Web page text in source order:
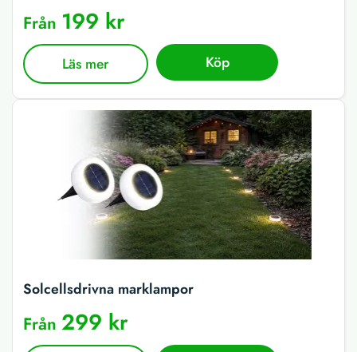
Från 199 kr
Läs mer Köp
Solcellsdrivna marklampor
Från 299 kr